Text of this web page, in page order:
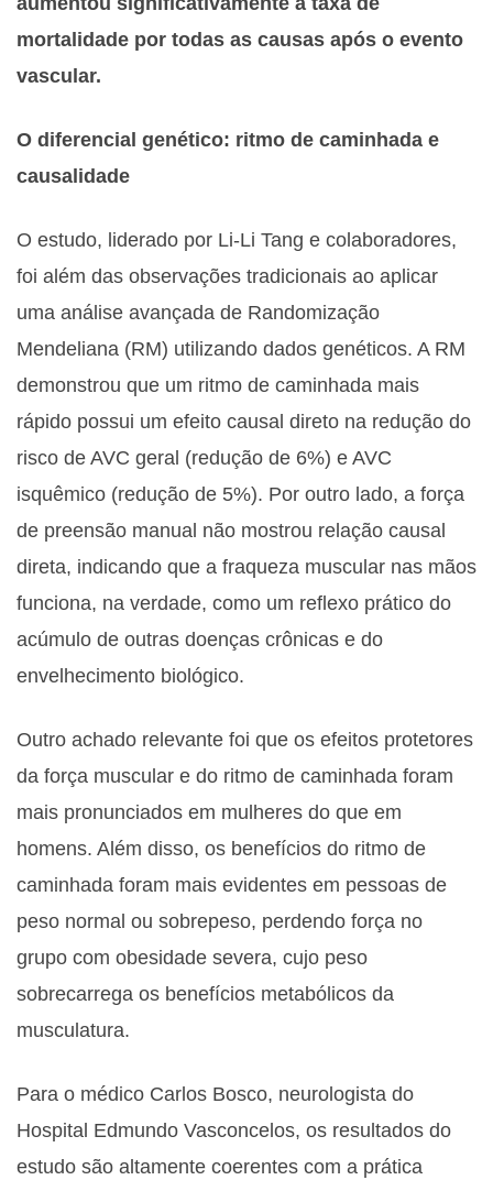
mortalidade por todas as causas após o evento
vascular.
O diferencial genético: ritmo de caminhada e
causalidade
O estudo, liderado por Li-Li Tang e colaboradores,
foi além das observações tradicionais ao aplicar
uma análise avançada de Randomização
Mendeliana (RM) utilizando dados genéticos. A RM
demonstrou que um ritmo de caminhada mais
rápido possui um efeito causal direto na redução do
risco de AVC geral (redução de 6%) e AVC
isquêmico (redução de 5%). Por outro lado, a força
de preensão manual não mostrou relação causal
direta, indicando que a fraqueza muscular nas mãos
funciona, na verdade, como um reflexo prático do
acúmulo de outras doenças crônicas e do
envelhecimento biológico.
Outro achado relevante foi que os efeitos protetores
da força muscular e do ritmo de caminhada foram
mais pronunciados em mulheres do que em
homens. Além disso, os benefícios do ritmo de
caminhada foram mais evidentes em pessoas de
peso normal ou sobrepeso, perdendo força no
grupo com obesidade severa, cujo peso
sobrecarrega os benefícios metabólicos da
musculatura.
Para o médico Carlos Bosco, neurologista do
Hospital Edmundo Vasconcelos, os resultados do
estudo são altamente coerentes com a prática